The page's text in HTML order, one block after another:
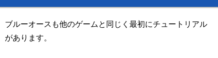
ブルーオースも他のゲームと同じく最初にチュートリアル
があります。